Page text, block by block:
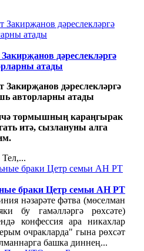
дәреслекләргә
атады
Закирҗанов дәреслекләргә
авторларны атады
тормышның караңгырак
итә, сызлануны алга
браки Цетр семьи АН РТ
нәзарәте фәтва (мөселман
бу гамәлләргә рөхсәте)
конфессия ара никахлар
очракларда" гына рөхсәт
башка диннең...